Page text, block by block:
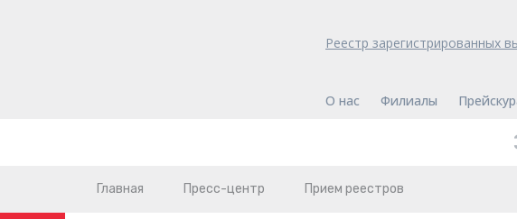
Реестр зарегистрированных
О нас Филиалы
Главная Пресс-центр Прием реестров